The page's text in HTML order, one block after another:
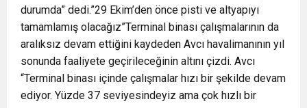
durumda” dedi.”29 Ekim’den önce pisti ve altyapıyı
tamamlamış olacağız”Terminal binası çalışmalarının da
aralıksız devam ettiğini kaydeden Avcı havalimanının yıl
sonunda faaliyete geçirileceğinin altını çizdi. Avcı
“Terminal binası içinde çalışmalar hızı bir şekilde devam
ediyor. Yüzde 37 seviyesindeyiz ama çok hızlı bir